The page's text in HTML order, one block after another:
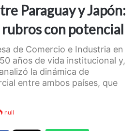
Paraguay y Japón:
rubros con potencial
de Comercio e Industria en
años de vida institucional y,
la dinámica de
entre ambos países, que
null